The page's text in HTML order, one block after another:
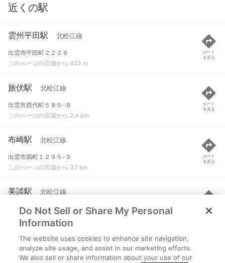
近くの駅
雲州平田駅 北松江線
出雲市平田町２２２６
このページの店舗から 453 m
ルート
を見る
旅伏駅 北松江線
出雲市西代町５８５-６
このページの店舗から 2.4 km
ルート
を見る
布崎駅 北松江線
出雲市園町１２９５-５
このページの店舗から 3.1 km
ルート
を見る
美談駅 北松江線
出雲市美談町５１４-６
このページの店舗から 3.6 km
ルート
を見る
湖遊館新駅駅
出雲市園町５５-１
Do Not Sell or Share My Personal
Information
The website uses cookies to enhance site navigation,
analyze site usage, and assist in our marketing efforts.
We also sell or share information about your use of our